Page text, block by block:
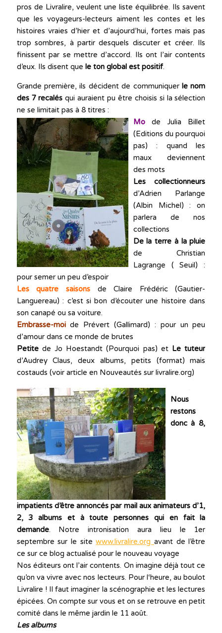
pros de Livralire, veulent une liste équilibrée. Ils savent
que les voyageurs-lecteurs aiment les contes et les
histoires vraies d’hier et d’aujourd’hui, fortes mais pas
trop sombres, à partir desquels discuter et créer. Ils
finissent par se mettre d’accord. Ils ont l’air contents
d’eux. Ils disent que le ton global est positif.
Grande première, ils décident de communiquer le nom
des 7 recalés qui auraient pu être choisis si la sélection
ne se limitait pas à 8 titres :
Mo
de Julia Billet
(Editions du pourquoi
pas) : quand les
maux deviennent
des mots
Les collectionneurs
d’Adrien Parlange
(Albin Michel) : on
parlera de nos
collections
De la terre à la pluie
de Christian
Lagrange ( Seuil) :
pour semer un peu d’espoir
Les quatre saisons
de Claire Frédéric (Gautier-
Languereau) : c’est si bon d’écouter une histoire dans
son canapé ou sa voiture.
Embrasse-moi de Prévert (Gallimard) : pour un peu
d’amour dans ce monde de brutes
Petitede Jo Hoestandt (Pourquoi pas) et Le tuteur
d’Audrey Claus, deux albums, petits (format) mais
costauds (voir article en Nouveautés sur livralire.org)
Nous
restons
donc à 8,
impatients d’être annoncés par mail aux animateurs d’1,
2, 3 albums et à toute personnes qui en fait la
demande. Notre intronisation aura lieu le 1er
septembre sur le sitewww.livralire.orgavant de l’être
ce sur ce blog actualisé pour le nouveau voyage
Nos éditeurs ont l’air contents. On imagine déjà tout ce
qu’on va vivre avec nos lecteurs. Pour l‘heure, au boulot
Livralire ! Il faut imaginer la scénographie et les lectures
épicées. On compte sur vous et on se retrouve en petit
comité dans le même jardin le 11 août.
Les albums